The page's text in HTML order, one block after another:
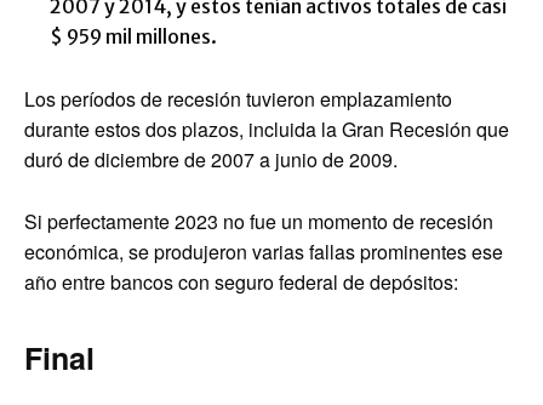
2007 y 2014, y estos tenían activos totales de casi
$ 959 mil millones.
Los períodos de recesión tuvieron emplazamiento
durante estos dos plazos, incluida la Gran Recesión que
duró de diciembre de 2007 a junio de 2009.
Si perfectamente 2023 no fue un momento de recesión
económica, se produjeron varias fallas prominentes ese
año entre bancos con seguro federal de depósitos:
Final